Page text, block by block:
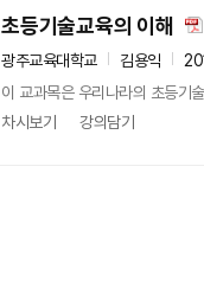
초등기술교육의 이해
광주교육대학교 김용익
이 교과목은 우리나라의 초등기
차시보기
강의담기